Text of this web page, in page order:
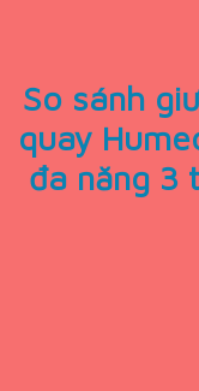
So sánh
quay
đa năng 3